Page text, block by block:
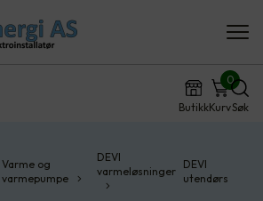
ButikkKurv
0
Søk
Varme og
varmepumpe
DEVI
varmeløsninger
DEVI
utendørs